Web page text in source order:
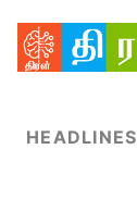
HEADLINES